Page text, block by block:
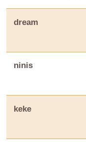
dream
ninis
keke